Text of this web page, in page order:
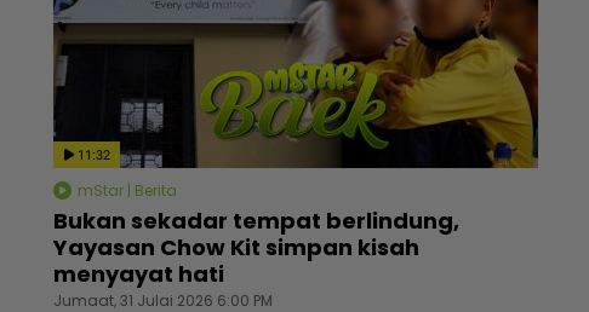
11:32
mStar | Berita
Bukan sekadar tempat berlindung,
Yayasan Chow Kit simpan kisah
menyayat hati
Jumaat, 31 Julai 2026 6:00 PM